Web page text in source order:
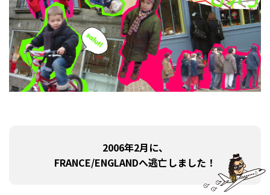
2006年2月に、
FRANCE/ENGLANDへ逃亡しました！